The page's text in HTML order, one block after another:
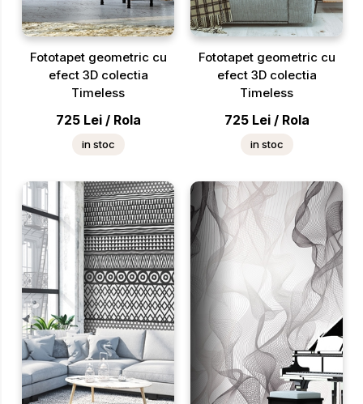
Fototapet geometric cu
efect 3D colectia
Timeless
725 Lei / Rola
in stoc
Fototapet geometric cu
efect 3D colectia
Timeless
725 Lei / Rola
in stoc